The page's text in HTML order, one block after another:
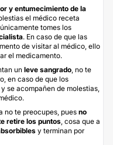
y entumecimiento de la
el médico receta
tomes los
. En caso de que las
de visitar al médico, ello
el medicamento.
un leve sangrado , no te
en caso de que los
se acompañen de molestias,
no te preocupes, pues no
retire los puntos , cosa que a
y terminan por